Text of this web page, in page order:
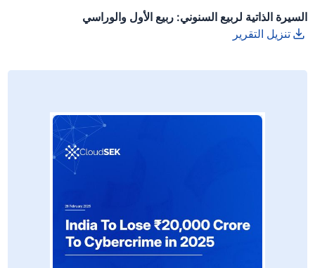
السيرة الذاتية لربيع السنوني: ربيع الأول والوراسي
تنزيل التقرير